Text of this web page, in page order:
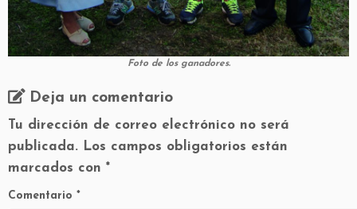
Foto de los ganadores.
Deja un comentario
Tu dirección de correo electrónico no será
publicada. Los campos obligatorios están
marcados con *
Comentario *